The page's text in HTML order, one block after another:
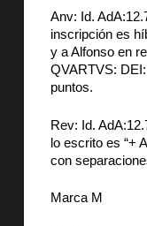
Anv: Id.
inscripción es
y a Alfonso en
QVARTVS:
puntos.
Rev: Id.
lo escrito es “+
con
Marca M